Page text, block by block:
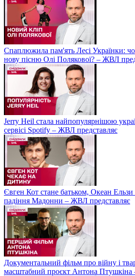
Спаплюжила пам'ять Лесі Українки:
нову пісню Олі Полякової? – ЖВЛ
Jerry Heil стала найпопулярнішою
сервісі Spotify – ЖВЛ представляє
Євген Кот стане батьком, Океан Ельзи
падіння Мадонни – ЖВЛ представляє
Документальний фільм про війну і
масштабний проєкт Антона